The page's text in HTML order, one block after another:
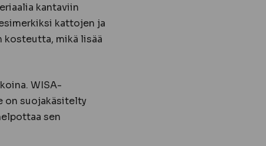
kantaviin
kattojen ja
kosteutta, mikä lisää
WISA-
on suojakäsitelty
sen